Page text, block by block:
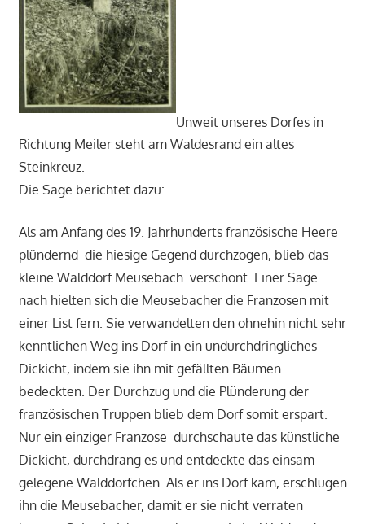
Unweit unseres Dorfes in
Richtung Meiler steht am Waldesrand ein altes
Steinkreuz.
Die Sage berichtet dazu:
Als am Anfang des 19. Jahrhunderts französische Heere
plündernd die hiesige Gegend durchzogen, blieb das
kleine Walddorf Meusebach verschont. Einer Sage
nach hielten sich die Meusebacher die Franzosen mit
einer List fern. Sie verwandelten den ohnehin nicht sehr
kenntlichen Weg ins Dorf in ein undurchdringliches
Dickicht, indem sie ihn mit gefällten Bäumen
bedeckten. Der Durchzug und die Plünderung der
französischen Truppen blieb dem Dorf somit erspart.
Nur ein einziger Franzose durchschaute das künstliche
Dickicht, durchdrang es und entdeckte das einsam
gelegene Walddörfchen. Als er ins Dorf kam, erschlugen
ihn die Meusebacher, damit er sie nicht verraten